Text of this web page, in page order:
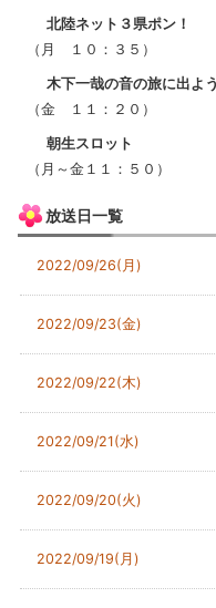
北陸ネット３県ポン！
（月 １０：３５）
木下一哉の音の旅に出よう
（金 １１：２０）
朝生スロット
（月～金１１：５０）
放送日一覧
2022/09/26(月)
2022/09/23(金)
2022/09/22(木)
2022/09/21(水)
2022/09/20(火)
2022/09/19(月)